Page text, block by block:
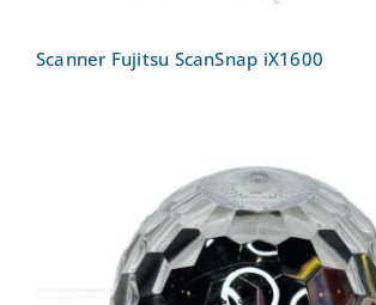
Scanner Fujitsu ScanSnap iX1600